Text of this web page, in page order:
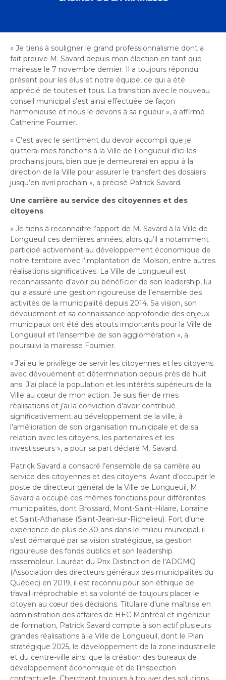
nouvelle
Bureau de l’éthique et de l’inspection
Centre-ville de Longueuil
Cour municipale et contravention
Cour municipale et contravention
Gouvernance et saine gestion
Gouvernance et saine gestion
Office de participation publique de Longueuil
Office de participation publique de Longueuil
Ouvre
nouvelle
fenêtre
Politiques municipales
Réclamations
Réclamations
Vérificatrice générale
Vérificatrice générale
« Je tiens à souligner le grand professionnalisme dont a
fait preuve M. Savard depuis mon élection en tant que
mairesse le 7 novembre dernier. Il a toujours répondu
présent pour les élus et notre équipe, ce qui a été
apprécié de toutes et tous. La transition avec le nouveau
conseil municipal s’est ainsi effectuée de façon
harmonieuse et nous le devons à sa rigueur », a affirmé
Catherine Fournier.
« C’est avec le sentiment du devoir accompli que je
quitterai mes fonctions à la Ville de Longueuil d’ici les
prochains jours, bien que je demeurerai en appui à la
direction de la Ville pour assurer le transfert des dossiers
jusqu’en avril prochain », a précisé Patrick Savard.
Une carrière au service des citoyennes et des
citoyens
« Je tiens à reconnaître l’apport de M. Savard à la Ville de
Longueuil ces dernières années, alors qu’il a notamment
participé activement au développement économique de
notre territoire avec l’implantation de Molson, entre autres
réalisations significatives. La Ville de Longueuil est
reconnaissante d’avoir pu bénéficier de son leadership, lui
qui a assuré une gestion rigoureuse de l’ensemble des
activités de la municipalité depuis 2014. Sa vision, son
dévouement et sa connaissance approfondie des enjeux
municipaux ont été des atouts importants pour la Ville de
Longueuil et l’ensemble de son agglomération », a
poursuivi la mairesse Fournier.
« J’ai eu le privilège de servir les citoyennes et les citoyens
avec dévouement et détermination depuis près de huit
ans. J’ai placé la population et les intérêts supérieurs de la
Ville au cœur de mon action. Je suis fier de mes
réalisations et j’ai la conviction d’avoir contribué
significativement au développement de la ville, à
l’amélioration de son organisation municipale et de sa
relation avec les citoyens, les partenaires et les
investisseurs », a pour sa part déclaré M. Savard.
Patrick Savard a consacré l’ensemble de sa carrière au
service des citoyennes et des citoyens. Avant d’occuper le
poste de directeur général de la Ville de Longueuil, M.
Savard a occupé ces mêmes fonctions pour différentes
municipalités, dont Brossard, Mont-Saint-Hilaire, Lorraine
et Saint-Athanase (Saint-Jean-sur-Richelieu). Fort d’une
expérience de plus de 30 ans dans le milieu municipal, il
s’est démarqué par sa vision stratégique, sa gestion
rigoureuse des fonds publics et son leadership
rassembleur. Lauréat du Prix Distinction de l’ADGMQ
(Association des directeurs généraux des municipalités du
Québec) en 2019, il est reconnu pour son éthique de
travail irréprochable et sa volonté de toujours placer le
citoyen au cœur des décisions. Titulaire d’une maîtrise en
administration des affaires de HEC Montréal et ingénieur
de formation, Patrick Savard compte à son actif plusieurs
grandes réalisations à la Ville de Longueuil, dont le Plan
stratégique 2025, le développement de la zone industrielle
et du centre-ville ainsi que la création des bureaux de
développement économique et de l’inspection